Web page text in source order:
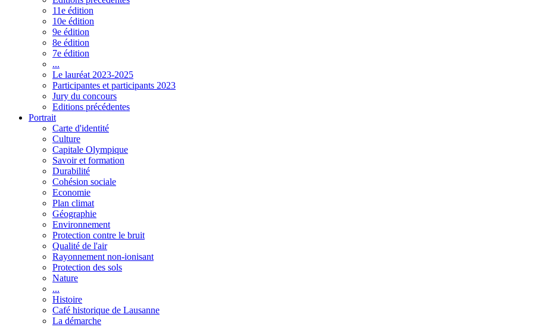
11e édition
10e édition
9e édition
8e édition
7e édition
...
Le lauréat 2023-2025
Participantes et participants 2023
Jury du concours
Editions précédentes
Portrait
Carte d'identité
Culture
Capitale Olympique
Savoir et formation
Durabilité
Cohésion sociale
Economie
Plan climat
Géographie
Environnement
Protection contre le bruit
Qualité de l'air
Rayonnement non-ionisant
Protection des sols
Nature
...
Histoire
Café historique de Lausanne
La démarche